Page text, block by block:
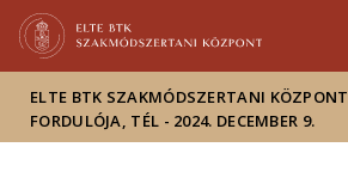
sajtóban
ELTE BTK SZAKMÓDSZERTANI KÖZPONT
FORDULÓJA, TÉL - 2024. DECEMBER 9.